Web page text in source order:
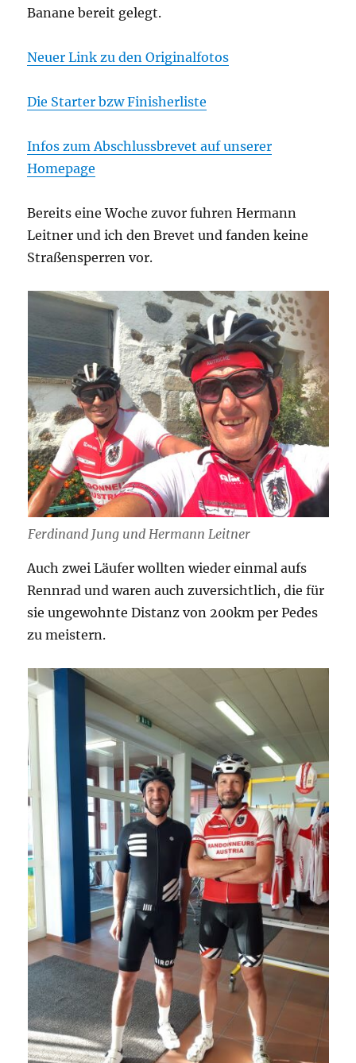
Banane bereit gelegt.
Neuer Link zu den Originalfotos
Die Starter bzw Finisherliste
Infos zum Abschlussbrevet auf unserer
Homepage
Bereits eine Woche zuvor fuhren Hermann
Leitner und ich den Brevet und fanden keine
Straßensperren vor.
Ferdinand Jung und Hermann Leitner
Auch zwei Läufer wollten wieder einmal aufs
Rennrad und waren auch zuversichtlich, die für
sie ungewohnte Distanz von 200km per Pedes
zu meistern.